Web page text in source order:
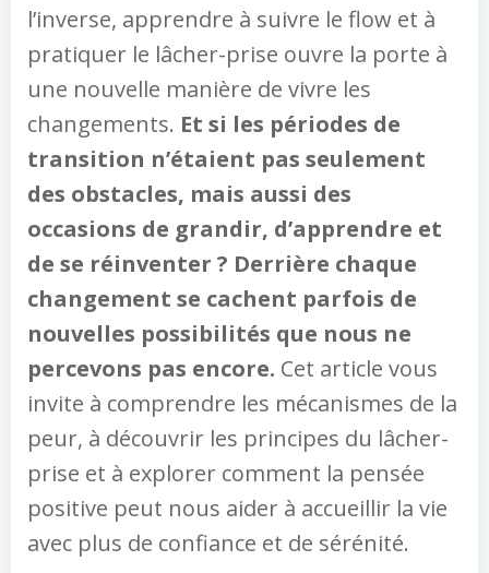
l’inverse, apprendre à suivre le flow et à
pratiquer le lâcher-prise ouvre la porte à
une nouvelle manière de vivre les
changements. Et si les périodes de
transition n’étaient pas seulement
des obstacles, mais aussi des
occasions de grandir, d’apprendre et
de se réinventer ? Derrière chaque
changement se cachent parfois de
nouvelles possibilités que nous ne
percevons pas encore. Cet article vous
invite à comprendre les mécanismes de la
peur, à découvrir les principes du lâcher-
prise et à explorer comment la pensée
positive peut nous aider à accueillir la vie
avec plus de confiance et de sérénité.